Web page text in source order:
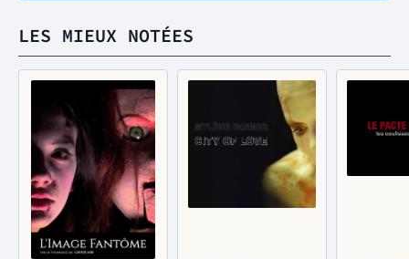
LES MIEUX NOTÉES